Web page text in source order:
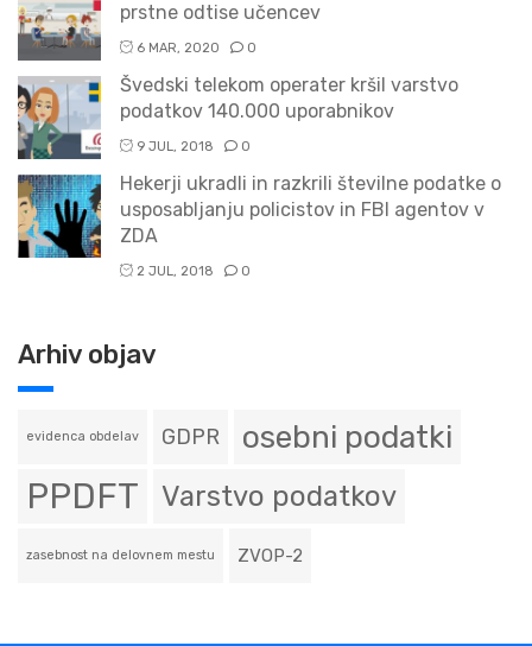
prstne odtise učencev
6 MAR, 2020 0
Švedski telekom operater kršil varstvo
podatkov 140.000 uporabnikov
9 JUL, 2018 0
Hekerji ukradli in razkrili številne podatke o
usposabljanju policistov in FBI agentov v
ZDA
2 JUL, 2018 0
Arhiv objav
evidenca obdelav GDPR osebni podatki
PPDFT Varstvo podatkov
zasebnost na delovnem mestu ZVOP-2